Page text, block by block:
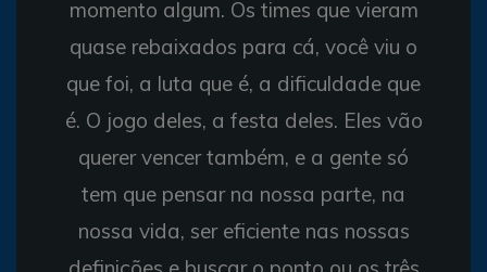
momento algum. Os times que vieram
quase rebaixados para cá, você viu o
que foi, a luta que é, a dificuldade que
é. O jogo deles, a festa deles. Eles vão
querer vencer também, e a gente só
tem que pensar na nossa parte, na
nossa vida, ser eficiente nas nossas